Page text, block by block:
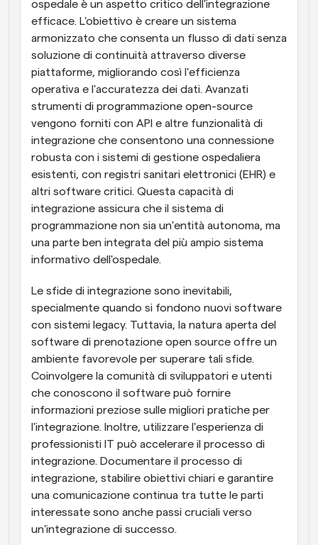
ospedale è un aspetto critico dell'integrazione
efficace. L'obiettivo è creare un sistema
armonizzato che consenta un flusso di dati senza
soluzione di continuità attraverso diverse
piattaforme, migliorando così l'efficienza
operativa e l'accuratezza dei dati. Avanzati
strumenti di programmazione open-source
vengono forniti con API e altre funzionalità di
integrazione che consentono una connessione
robusta con i sistemi di gestione ospedaliera
esistenti, con registri sanitari elettronici (EHR) e
altri software critici. Questa capacità di
integrazione assicura che il sistema di
programmazione non sia un'entità autonoma, ma
una parte ben integrata del più ampio sistema
informativo dell'ospedale.
Le sfide di integrazione sono inevitabili,
specialmente quando si fondono nuovi software
con sistemi legacy. Tuttavia, la natura aperta del
software di prenotazione open source offre un
ambiente favorevole per superare tali sfide.
Coinvolgere la comunità di sviluppatori e utenti
che conoscono il software può fornire
informazioni preziose sulle migliori pratiche per
l'integrazione. Inoltre, utilizzare l'esperienza di
professionisti IT può accelerare il processo di
integrazione. Documentare il processo di
integrazione, stabilire obiettivi chiari e garantire
una comunicazione continua tra tutte le parti
interessate sono anche passi cruciali verso
un'integrazione di successo.